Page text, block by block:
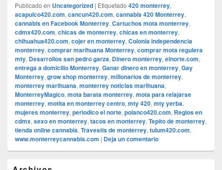
Publicado en Uncategorized | Etiquetado 420 monterrey,
acapulco420.com, cancun420.com, cannabis 420 Monterrey,
cannabis en Facebook Monterrey, Cartuchos mota monterrey,
cdmx420.com, chicas de monterrey, chicas en monterrey,
chihuahua420.com, cojer en monterrey, Colonia independencia
monterrey, comprar marihuana Monterrey, comprar mota regulera
mty, Desarrollos san pedro garza, Dinero monterrey, elnorte.com,
entrega a domicilio Monterrey, Ganar dinero en monterrey, Gay
Monterrey, grow shop monterrey, millonarios de monterrey,
monterrey marihuana, monterrey noticias marihuana,
MonterreyMagico, mota barata monterrey, mota para relajarse
monterrey, motita en monterrey centro, mty 420, mty yerba,
mujeres monterrey, periodico el norte, polanco420.com, Regios en
cdmx, sexo en monterrey, tacos en monterrey, Tepito de monterrey,
tienda online cannabis, Travestis de monterrey, tulum420.com,
www.monterreycannabis.com | Deja un comentario